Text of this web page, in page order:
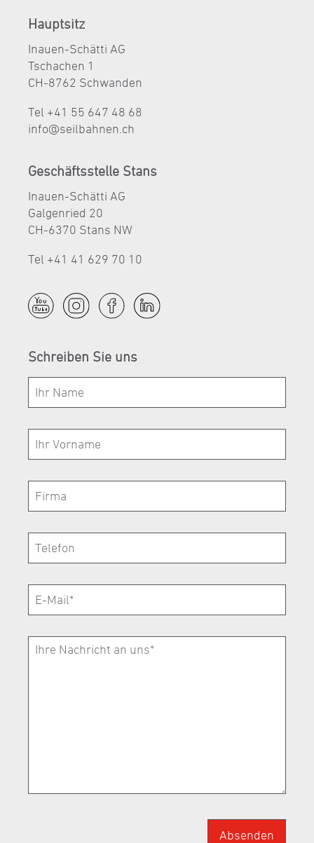
Hauptsitz
Inauen-Schätti AG
Tschachen 1
CH-8762 Schwanden
Tel +41 55 647 48 68
nf
s lb hn n ch
Geschäftsstelle Stans
Inauen-Schätti AG
Galgenried 20
CH-6370 Stans NW
Tel +41 41 629 70 10
Schreiben Sie uns
Absenden